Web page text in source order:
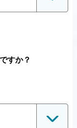
すか？